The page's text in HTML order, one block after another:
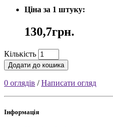
Ціна за 1 штуку:
130,7грн.
Кількість
Додати до кошика
0 оглядів /Написати огляд
Інформація